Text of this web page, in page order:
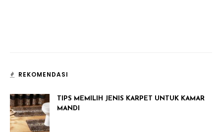
REKOMENDASI
TIPS MEMILIH JENIS KARPET UNTUK KAMAR
MANDI